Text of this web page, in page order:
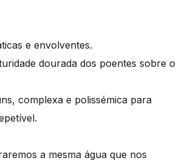
e envolventes.
dourada dos poentes sobre o
complexa e polissémica para
a mesma água que nos